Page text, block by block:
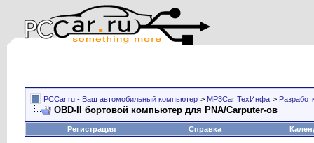
PCCar.ru - Ваш автомобильный компьютер > MP3Car ТехИнфа >
OBD-II бортовой компьютер для PNA/Carputer-ов
Регистрация Справка